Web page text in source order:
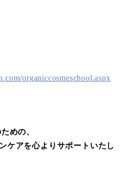
organiccosmeschool.aspx
めの、
ケアを心よりサポートいたし